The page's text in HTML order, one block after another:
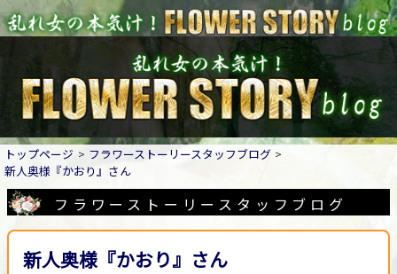
トップページ
フラワーストーリースタッフブログ
新人奥様『かおり』さん
フラワーストーリースタッフブログ
新人奥様『かおり』さん